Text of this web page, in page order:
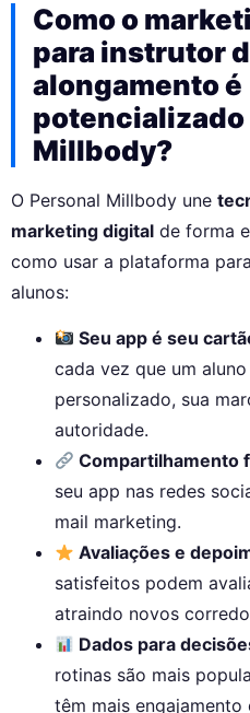
Como o
para instrutor
alongamento é
potencializado
Millbody?
O Personal Millbody une
marketing digital de forma
como usar a plataforma
alunos:
Seu app é seu
cada vez que um
personalizado, sua
autoridade.
Compartilhamento
seu app nas redes
mail marketing.
Avaliações e
satisfeitos podem
atraindo novos
Dados para
rotinas são mais
têm mais engajamento